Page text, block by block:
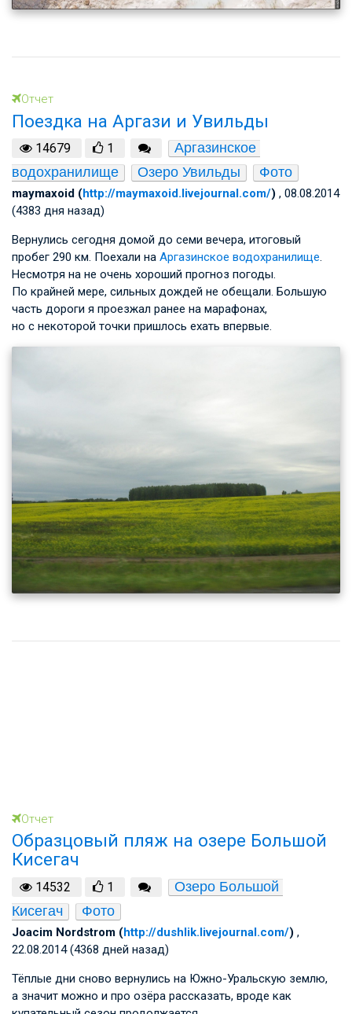
Отчет
Поездка на Аргази и Увильды
14679 1
Аргазинское
водохранилище
Озеро Увильды Фото
maymaxoid (http://maymaxoid.livejournal.com/) , 08.08.2014
(4383 дня назад)
Вернулись сегодня домой до семи вечера, итоговый
пробег 290 км. Поехали на Аргазинское водохранилище.
Несмотря на не очень хороший прогноз погоды.
По крайней мере, сильных дождей не обещали. Большую
часть дороги я проезжал ранее на марафонах,
но с некоторой точки пришлось ехать впервые.
Отчет
Образцовый пляж на озере Большой
Кисегач
14532 1
Озеро Большой
Кисегач
Фото
Joacim Nordstrom (http://dushlik.livejournal.com/) ,
22.08.2014 (4368 дней назад)
Тёплые дни сново вернулись на Южно-Уральскую землю,
а значит можно и про озёра рассказать, вроде как